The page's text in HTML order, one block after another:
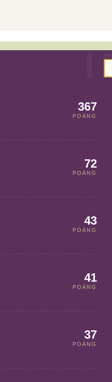
367
POÄNG
72
POÄNG
43
POÄNG
41
POÄNG
37
POÄNG